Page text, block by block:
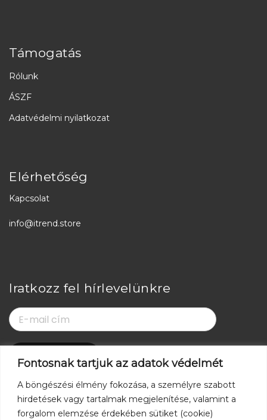
Fontosnak tartjuk az adatok védelmét
A böngészési élmény fokozása, a személyre szabott
hirdetések vagy tartalmak megjelenítése, valamint a
forgalom elemzése érdekében sütiket (cookie)
Támogatás
Rólunk
ÁSZF
Adatvédelmi nyilatkozat
Elérhetőség
Kapcsolat
info@itrend.store
Iratkozz fel hírlevelünkre
Kövess minket